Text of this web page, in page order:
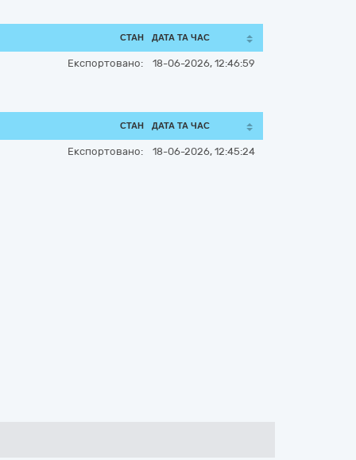
СТАН ДАТА ТА ЧАС
Експортовано: 18-06-2026, 12:46:59
СТАН ДАТА ТА ЧАС
Експортовано: 18-06-2026, 12:45:24